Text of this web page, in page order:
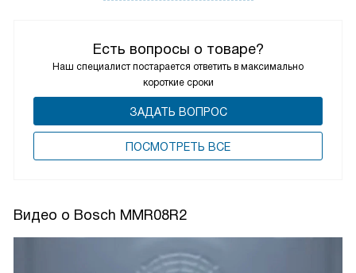
Есть вопросы о товаре?
Наш специалист постарается ответить в максимально
короткие сроки
ЗАДАТЬ ВОПРОС
ПОCМОТРЕТЬ ВСЕ
Видео о Bosch MMR08R2